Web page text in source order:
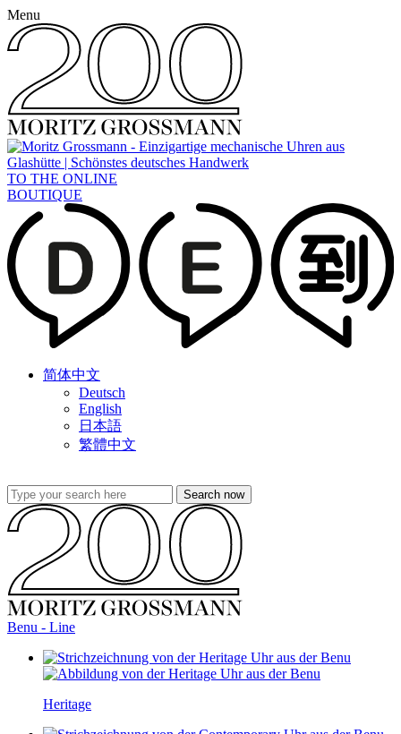
Menu
TO THE ONLINE
BOUTIQUE
简体中文
Deutsch
English
日本語
繁體中文
Benu - Line
Heritage